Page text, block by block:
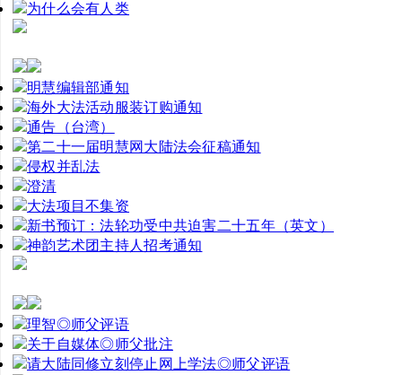
为什么会有人类
明慧编辑部通知
海外大法活动服装订购通知
通告（台湾）
第二十一届明慧网大陆法会征稿通知
侵权并乱法
澄清
大法项目不集资
新书预订：法轮功受中共迫害二十五年（英文）
神韵艺术团主持人招考通知
理智◎师父评语
关于自媒体◎师父批注
请大陆同修立刻停止网上学法◎师父评语